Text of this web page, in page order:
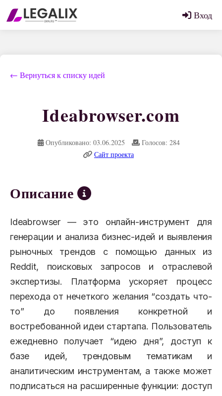
Вход
← Вернуться к списку идей
Ideabrowser.com
Опубликовано: 03.06.2025
Голосов: 284
Сайт проекта
Описание
Ideabrowser — это онлайн-инструмент для
генерации и анализа бизнес-идей и выявления
рыночных трендов с помощью данных из
Reddit, поисковых запросов и отраслевой
экспертизы. Платформа ускоряет процесс
перехода от нечеткого желания “создать что-
то” до появления конкретной и
востребованной идеи стартапа. Пользователь
ежедневно получает “идею дня”, доступ к
базе идей, трендовым тематикам и
аналитическим инструментам, а также может
подписаться на расширенные функции: доступ